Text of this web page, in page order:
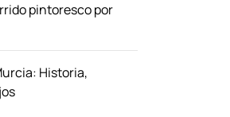
pintoresco por
Historia,